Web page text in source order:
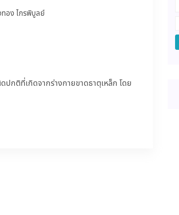
อง ไกรพิบูลย์
ปกติที่เกิดจากร่างกายขาดธาตุเหล็ก โดย